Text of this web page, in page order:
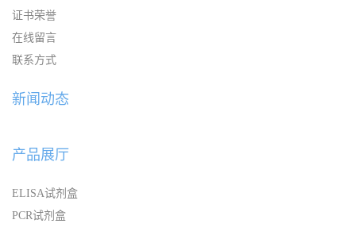
证书荣誉
在线留言
联系方式
新闻动态
产品展厅
ELISA试剂盒
PCR试剂盒